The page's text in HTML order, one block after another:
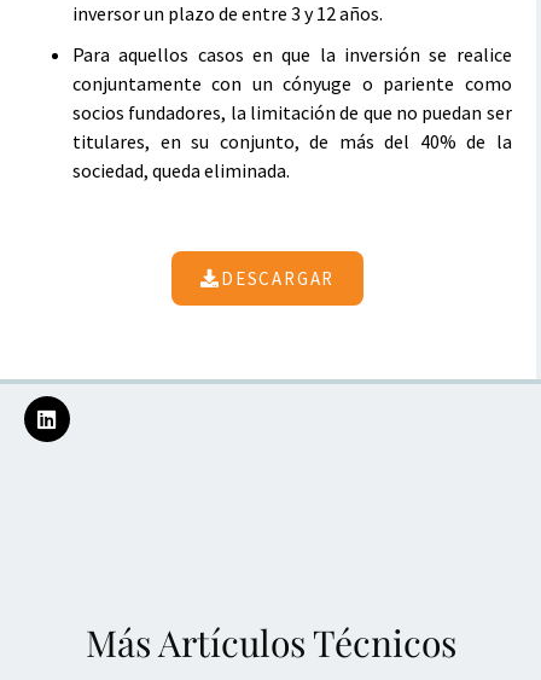
inversor un plazo de entre 3 y 12 años.
Para aquellos casos en que la inversión se realice
conjuntamente con un cónyuge o pariente como
socios fundadores, la limitación de que no puedan ser
titulares, en su conjunto, de más del 40% de la
sociedad, queda eliminada.
DESCARGAR
Más Artículos Técnicos